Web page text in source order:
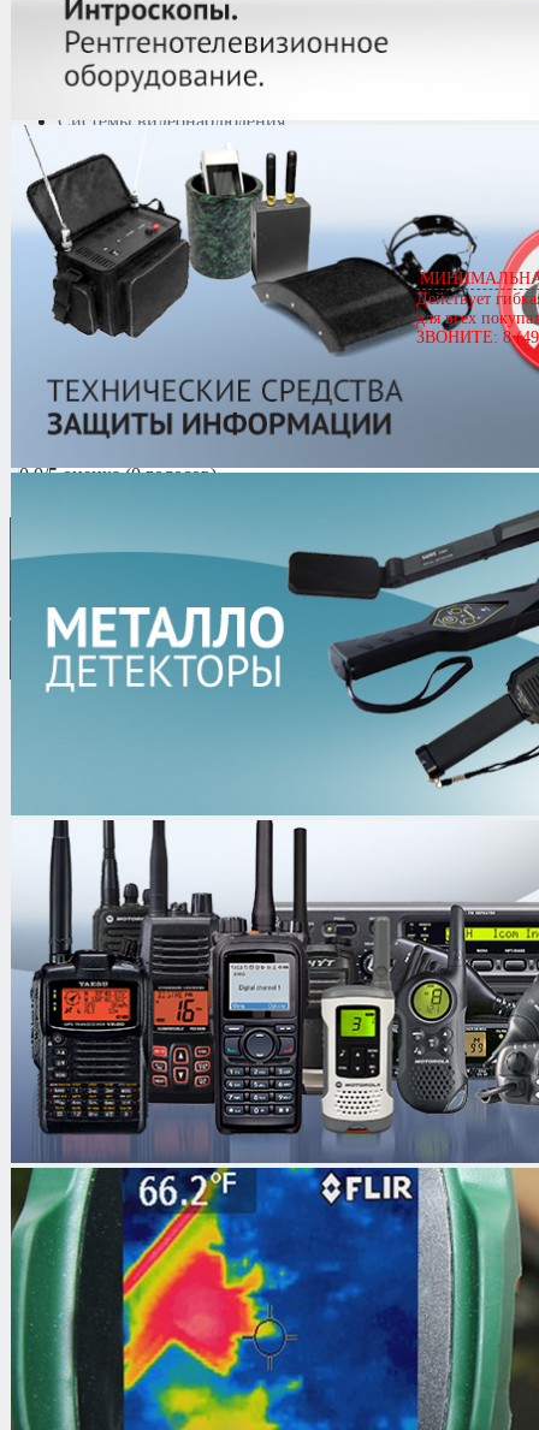
Металлодетекторы
Полиграфы
Противокражные системы
Рации и Аксессуары
Переговорные устройства
Системы видеонаблюдения
оборудование
Контроль доступа
Каталог/Контроль доступа/
Автоматические шлагбаумы и
ELKA/ES 40
ES 40
Артикул02659
ES 40
ЦенаЗвоните
0.0/5оценка (0 голосов)
Действует
для всех
ЗВОНИТЕ: 8
8 (499) 653-76-77 |8
security.ru